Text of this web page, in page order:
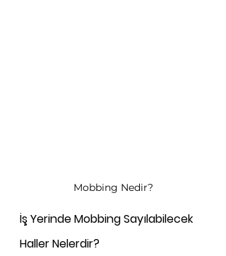
Mobbing Nedir?
İş Yerinde Mobbing Sayılabilecek
Haller Nelerdir?